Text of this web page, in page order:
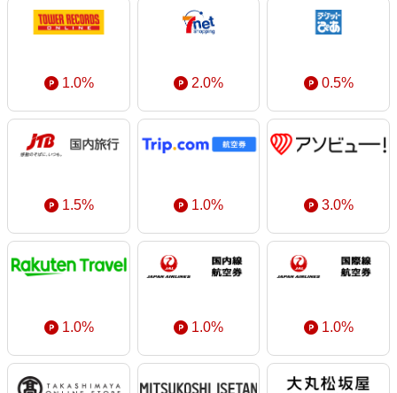
1.0% 2.0% 0.5%
1.5% 1.0% 3.0%
1.0% 1.0% 1.0%